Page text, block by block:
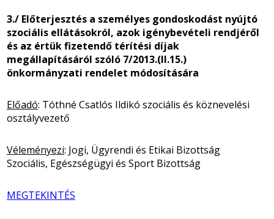
3./ Előterjesztés a személyes gondoskodást nyújtó
szociális ellátásokról, azok igénybevételi rendjéről
és az értük fizetendő térítési díjak
megállapításáról szóló 7/2013.(II.15.)
önkormányzati rendelet módosítására
Előadó: Tóthné Csatlós Ildikó szociális és köznevelési
osztályvezető
Véleményezi: Jogi, Ügyrendi és Etikai Bizottság
Szociális, Egészségügyi és Sport Bizottság
MEGTEKINTÉS